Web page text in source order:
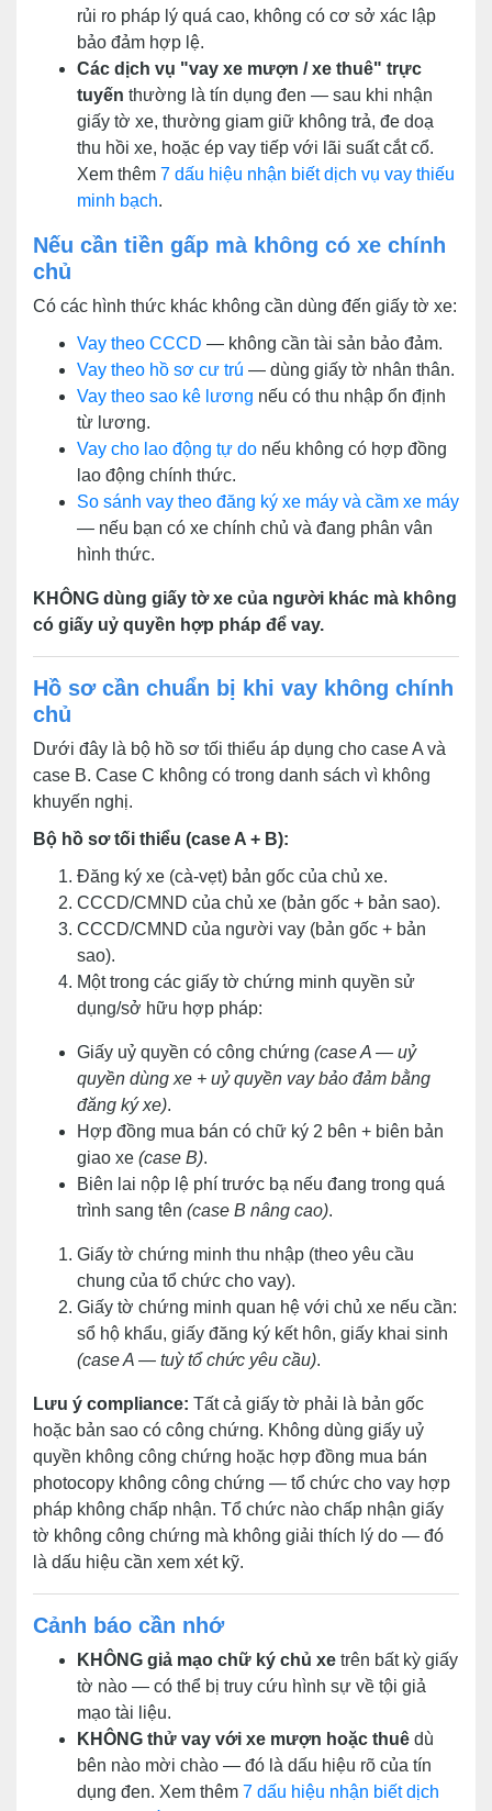
rủi ro pháp lý quá cao, không có cơ sở xác lập
bảo đảm hợp lệ.
Các dịch vụ "vay xe mượn / xe thuê" trực
tuyến thường là tín dụng đen — sau khi nhận
giấy tờ xe, thường giam giữ không trả, đe doạ
thu hồi xe, hoặc ép vay tiếp với lãi suất cắt cổ.
Xem thêm 7 dấu hiệu nhận biết dịch vụ vay thiếu
minh bạch.
Nếu cần tiền gấp mà không có xe chính
chủ
Có các hình thức khác không cần dùng đến giấy tờ xe:
Vay theo CCCD — không cần tài sản bảo đảm.
Vay theo hồ sơ cư trú — dùng giấy tờ nhân thân.
Vay theo sao kê lương nếu có thu nhập ổn định
từ lương.
Vay cho lao động tự do nếu không có hợp đồng
lao động chính thức.
So sánh vay theo đăng ký xe máy và cầm xe máy
— nếu bạn có xe chính chủ và đang phân vân
hình thức.
KHÔNG dùng giấy tờ xe của người khác mà không
có giấy uỷ quyền hợp pháp để vay.
Hồ sơ cần chuẩn bị khi vay không chính
chủ
Dưới đây là bộ hồ sơ tối thiểu áp dụng cho case A và
case B. Case C không có trong danh sách vì không
khuyến nghị.
Bộ hồ sơ tối thiểu (case A + B):
Đăng ký xe (cà-vẹt) bản gốc của chủ xe.
CCCD/CMND của chủ xe (bản gốc + bản sao).
CCCD/CMND của người vay (bản gốc + bản
sao).
Một trong các giấy tờ chứng minh quyền sử
dụng/sở hữu hợp pháp:
Giấy uỷ quyền có công chứng (case A — uỷ
quyền dùng xe + uỷ quyền vay bảo đảm bằng
đăng ký xe).
Hợp đồng mua bán có chữ ký 2 bên + biên bản
giao xe (case B).
Biên lai nộp lệ phí trước bạ nếu đang trong quá
trình sang tên (case B nâng cao).
Giấy tờ chứng minh thu nhập (theo yêu cầu
chung của tổ chức cho vay).
Giấy tờ chứng minh quan hệ với chủ xe nếu cần:
sổ hộ khẩu, giấy đăng ký kết hôn, giấy khai sinh
(case A — tuỳ tổ chức yêu cầu).
Lưu ý compliance: Tất cả giấy tờ phải là bản gốc
hoặc bản sao có công chứng. Không dùng giấy uỷ
quyền không công chứng hoặc hợp đồng mua bán
photocopy không công chứng — tổ chức cho vay hợp
pháp không chấp nhận. Tổ chức nào chấp nhận giấy
tờ không công chứng mà không giải thích lý do — đó
là dấu hiệu cần xem xét kỹ.
Cảnh báo cần nhớ
KHÔNG giả mạo chữ ký chủ xe trên bất kỳ giấy
tờ nào — có thể bị truy cứu hình sự về tội giả
mạo tài liệu.
KHÔNG thử vay với xe mượn hoặc thuê dù
bên nào mời chào — đó là dấu hiệu rõ của tín
dụng đen. Xem thêm 7 dấu hiệu nhận biết dịch